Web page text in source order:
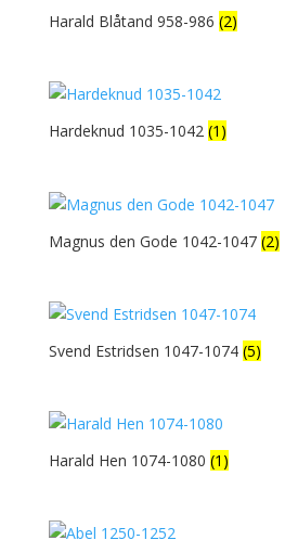
Harald Blåtand 958-986 (2)
Hardeknud 1035-1042 (1)
Magnus den Gode 1042-1047 (2)
Svend Estridsen 1047-1074 (5)
Harald Hen 1074-1080 (1)